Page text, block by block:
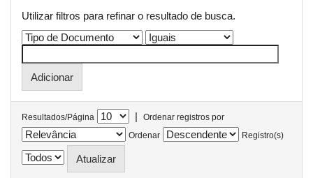
Utilizar filtros para refinar o resultado de busca.
Resultados/Página |
Ordenar registros por
Ordenar
Registro(s)